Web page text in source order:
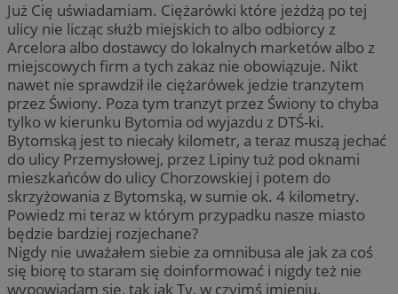
Już Cię uświadamiam. Ciężarówki które jeżdżą po tej
ulicy nie licząc służb miejskich to albo odbiorcy z
Arcelora albo dostawcy do lokalnych marketów albo z
miejscowych firm a tych zakaz nie obowiązuje. Nikt
nawet nie sprawdził ile ciężarówek jedzie tranzytem
przez Świony. Poza tym tranzyt przez Świony to chyba
tylko w kierunku Bytomia od wyjazdu z DTŚ-ki.
Bytomską jest to niecały kilometr, a teraz muszą jechać
do ulicy Przemysłowej, przez Lipiny tuż pod oknami
mieszkańców do ulicy Chorzowskiej i potem do
skrzyżowania z Bytomską, w sumie ok. 4 kilometry.
Powiedz mi teraz w którym przypadku nasze miasto
będzie bardziej rozjechane?
Nigdy nie uważałem siebie za omnibusa ale jak za coś
się biorę to staram się doinformować i nigdy też nie
wypowiadam się, tak jak Ty, w czyimś imieniu.